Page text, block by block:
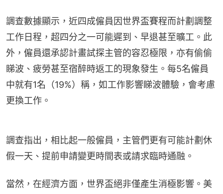
調查數據顯示，近四成僱員因世界盃賽程而計劃調整
工作日程，超四分之一可能遲到、早退甚至曠工。此
外，僱員還承認計畫試探主管的容忍極限，亦有偷偷
睇波、疲勞甚至宿醉時返工的現象發生。每5名僱員
中就有1名（19%）稱，如工作影響睇波體驗，會考慮
更換工作。
調查指出，相比起一般僱員，主管們更有可能計劃休
假一天、提前申請變更時間表或請求臨時通融。
當然，在經濟方面，世界盃絕非僅產生消極影響。美